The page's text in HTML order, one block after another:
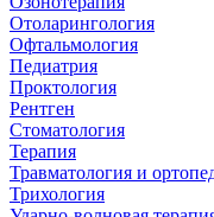
Отоларингология
Офтальмология
Педиатрия
Проктология
Рентген
Стоматология
Терапия
Травматология и
Трихология